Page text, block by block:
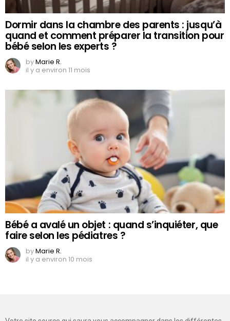
Dormir dans la chambre des parents : jusqu’à
quand et comment préparer la transition pour
bébé selon les experts ?
byMarie R.
il y a environ 11 mois
Bébé a avalé un objet : quand s’inquiéter, que
faire selon les pédiatres ?
byMarie R.
il y a environ 10 mois